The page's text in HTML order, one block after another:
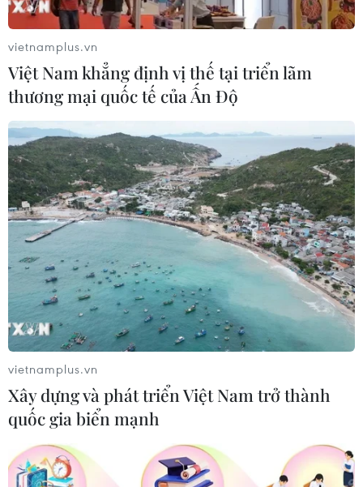
Điều tra chống lẩn tránh phòng vệ thương
mại với sản phẩm đường mía
21/09/2021 13:59
sản phẩm đường mía có xuất xứ từ Thái Lan bị cáo
buộc lẩn tránh thông qua 5 nước ASEAN gồm Lào,
Campuchia, Indonesia, Malaysia và Myanmar.
vietnamplus.vn
Việt Nam khẳng định vị thế tại triển lãm
thương mại quốc tế của Ấn Độ
vietnamplus.vn
Xây dựng và phát triển Việt Nam trở thành
quốc gia biển mạnh